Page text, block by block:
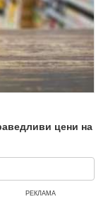
цени на
РЕКЛАМА